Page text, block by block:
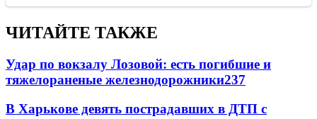
ЧИТАЙТЕ ТАКЖЕ
Удар по вокзалу Лозовой: есть погибшие и
тяжелораненые железнодорожники237
В Харькове девять пострадавших в ДТП с